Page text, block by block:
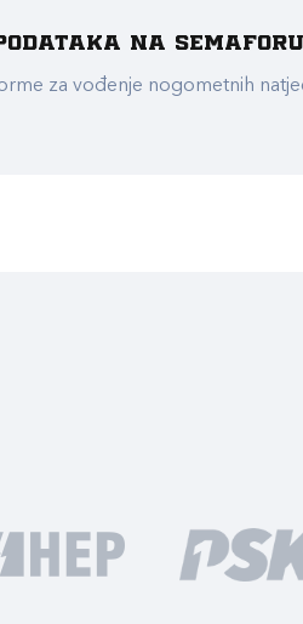
na Semaforu
za vođenje nogometnih